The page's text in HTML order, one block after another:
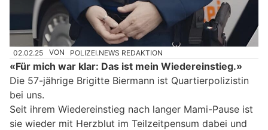
02.02.25 VON POLIZEI.NEWS REDAKTION
«Für mich war klar: Das ist mein Wiedereinstieg.»
Die 57-jährige Brigitte Biermann ist Quartierpolizistin
bei uns.
Seit ihrem Wiedereinstieg nach langer Mami-Pause ist
sie wieder mit Herzblut im Teilzeitpensum dabei und